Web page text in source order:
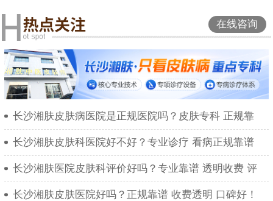
在线咨询
长沙湘肤皮肤病医院是正规医院吗？皮肤专科 正规靠
长沙湘肤皮肤科医院好不好？专业诊疗 看病正规靠谱
长沙湘肤医院皮肤科评价好吗？专业靠谱 透明收费 评
长沙湘肤皮肤医院好吗？正规靠谱 收费透明 口碑好！